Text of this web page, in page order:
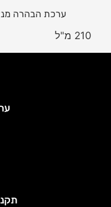
ערכת הבהרה
210 מ"ל